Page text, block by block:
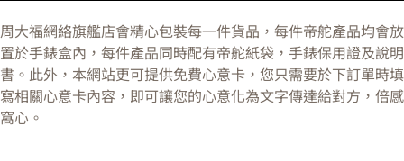
周大福網絡旗艦店會精心包裝每一件貨品，每件帝舵產品均會放
置於手錶盒內，每件產品同時配有帝舵紙袋，手錶保用證及說明
書。此外，本網站更可提供免費心意卡，您只需要於下訂單時填
寫相關心意卡內容，即可讓您的心意化為文字傳達給對方，倍感
窩心。